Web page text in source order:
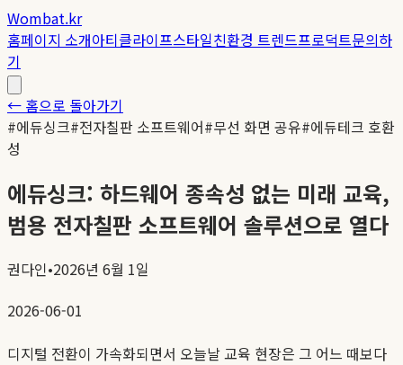
Wombat.kr
홈페이지 소개아티클라이프스타일친환경 트렌드프로덕트문의하
기
← 홈으로 돌아가기
#에듀싱크#전자칠판 소프트웨어#무선 화면 공유#에듀테크 호환
성
에듀싱크: 하드웨어 종속성 없는 미래 교육,
범용 전자칠판 소프트웨어 솔루션으로 열다
권다인•2026년 6월 1일
2026-06-01
디지털 전환이 가속화되면서 오늘날 교육 현장은 그 어느 때보다